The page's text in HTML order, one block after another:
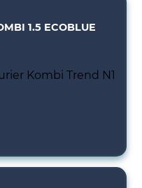
1.5 ECOBLUE